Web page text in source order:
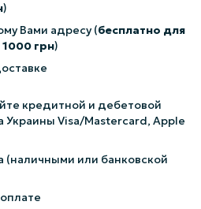
)
Вами адресу (бесплатно для
грн)
кредитной и дебетовой
Украины Visa/Mastercard, Apple
(наличными или банковской